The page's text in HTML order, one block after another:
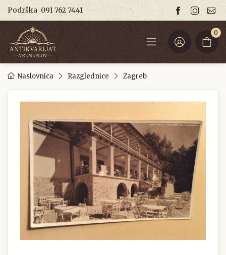
Podrška 091 762 7441
0
Naslovnica Razglednice Zagreb